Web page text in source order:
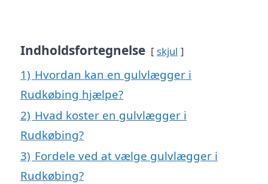
Indholdsfortegnelse skjul
1) Hvordan kan en gulvlægger i
Rudkøbing hjælpe?
2) Hvad koster en gulvlægger i
Rudkøbing?
3) Fordele ved at vælge gulvlægger i
Rudkøbing?